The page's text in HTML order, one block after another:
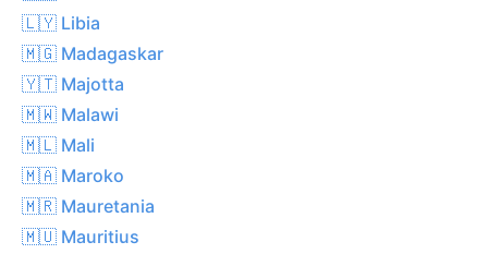
🇱🇾 Libia
🇲🇬 Madagaskar
🇾🇹 Majotta
🇲🇼 Malawi
🇲🇱 Mali
🇲🇦 Maroko
🇲🇷 Mauretania
🇲🇺 Mauritius